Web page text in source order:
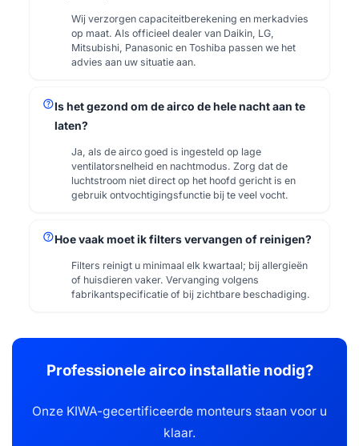
Wij verzorgen capaciteitberekening en merkadvies
op maat. Als officieel dealer van Daikin, LG,
Mitsubishi, Panasonic en Toshiba passen we het
advies aan uw situatie aan.
helpIs het gezond om de airco de hele nacht aan te
laten?
Ja, als de airco goed is ingesteld op lage
ventilatorsnelheid en nachtmodus. Zorg dat de
luchtstroom niet direct op het hoofd gericht is en
gebruik ontvochtigingsfunctie bij te veel vocht.
helpHoe vaak moet ik filters vervangen of reinigen?
Filters reinigt u minimaal elk kwartaal; bij allergieën
of huisdieren vaker. Vervanging volgens
fabrikantspecificatie of bij zichtbare beschadiging.
Professionele airco installatie nodig?
Onze KIWA-gecertificeerde monteurs staan voor u
klaar.